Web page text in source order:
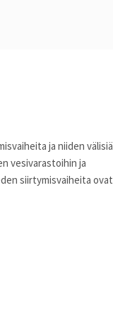
ja niiden välisiä
vesivarastoihin ja
siirtymisvaiheita ovat